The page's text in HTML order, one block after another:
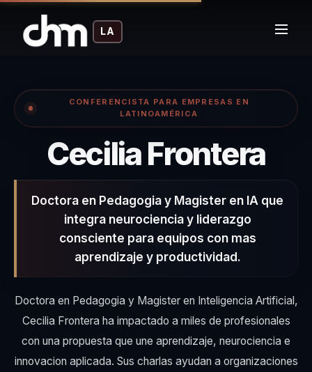
LA
CONFERENCISTA PARA EMPRESAS EN
LATINOAMÉRICA
Cecilia Frontera–
Doctora en Pedagogia y Magister en IA que
integra neurociencia y liderazgo
consciente para equipos con mas
aprendizaje y productividad.
Doctora en Pedagogia y Magister en Inteligencia Artificial,
Cecilia Frontera ha impactado a miles de profesionales
con una propuesta que une aprendizaje, neurociencia e
innovacion aplicada. Sus charlas ayudan a organizaciones